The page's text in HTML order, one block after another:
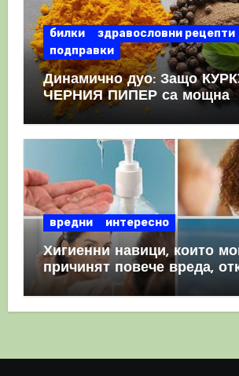
билки
здравословни рецепти
подправки
Динамично дуо: Защо
ЧЕРНИЯ ПИПЕР са мощна
комбинация
вредни интересно
Хигиенни навици, които
причинят повече вреда,
полза